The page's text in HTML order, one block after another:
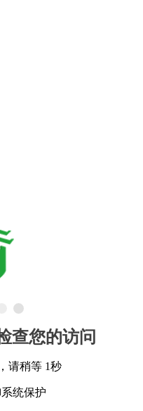
查您的访问
请稍等 1秒
统保护